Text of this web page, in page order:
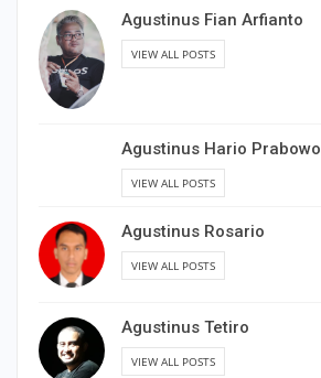
Agustinus Fian Arfianto
VIEW ALL POSTS
Agustinus Hario Prabowo
VIEW ALL POSTS
Agustinus Rosario
VIEW ALL POSTS
Agustinus Tetiro
VIEW ALL POSTS